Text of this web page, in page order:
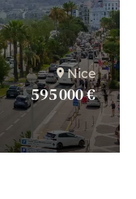
Nice
595 000 €